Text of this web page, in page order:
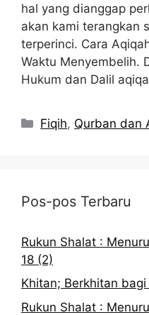
hal yang dianggap
akan kami terangkan
terperinci. Cara
Waktu Menyembelih.
Hukum dan Dalil
Kategori
Fiqih, Qurban dan
Pos-pos Terbaru
Rukun Shalat :
18 (2)
Khitan; Berkhitan
Rukun Shalat :